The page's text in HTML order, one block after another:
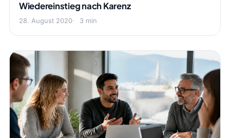
Wiedereinstieg nach Karenz
28. August 2020 3 min